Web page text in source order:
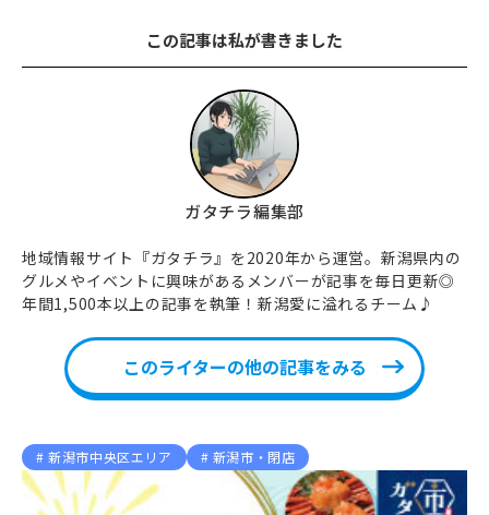
この記事は私が書きました
ガタチラ編集部
地域情報サイト『ガタチラ』を2020年から運営。新潟県内の
グルメやイベントに興味があるメンバーが記事を毎日更新◎
年間1,500本以上の記事を執筆！新潟愛に溢れるチーム♪
このライターの他の記事をみる
新潟市中央区エリア 新潟市・閉店